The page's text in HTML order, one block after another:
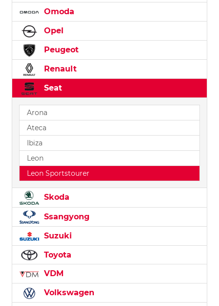
Omoda
Opel
Peugeot
Renault
Seat
Arona
Ateca
Ibiza
Leon
Leon Sportstourer
Skoda
Ssangyong
Suzuki
Toyota
VDM
Volkswagen